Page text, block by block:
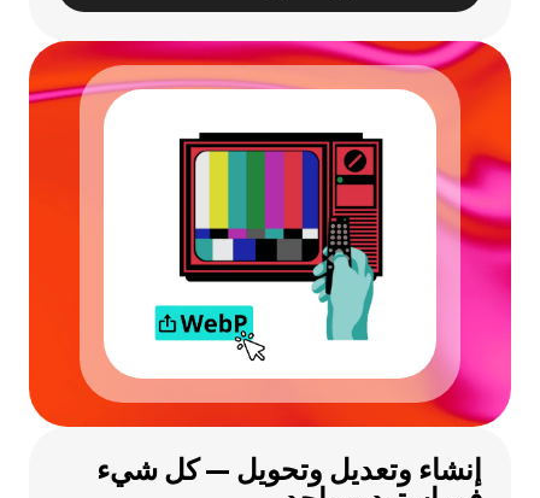
إنشاء وتعديل وتحويل — كل شيء